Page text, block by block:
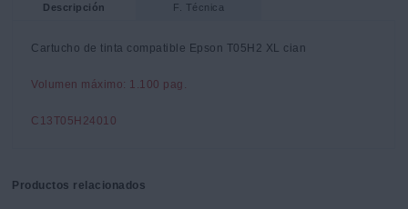
Descripción F. Técnica
Cartucho de tinta compatible Epson T05H2 XL cian
Volumen máximo: 1.100 pag.
C13T05H24010
Productos relacionados